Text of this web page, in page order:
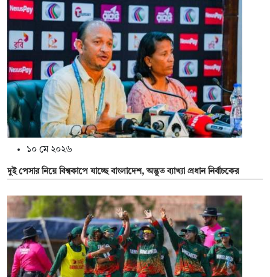
১০ মে ২০২৬
দুই পেসার নিয়ে বিশ্বকাপে যাচ্ছে বাংলাদেশ, অদ্ভুত ব্যাখ্যা প্রধান নির্বাচকের